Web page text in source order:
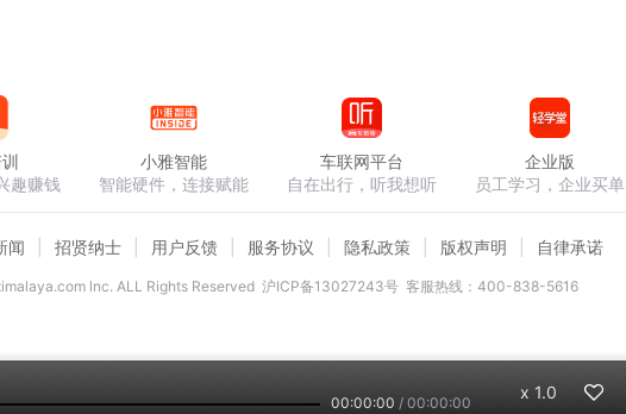
00:00:00 / 00:00:00
x 1.0
趣赚钱
小雅智能
智能硬件，连接赋能
车联网平台
自在出行，听我想听
企业版
员工学习，企业买单
闻 招贤纳士 用户反馈 服务协议 隐私政策 版权声明 自律承诺
lnc. ALL Rights Reserved 沪ICP备13027243号 客服热线：400-838-5616